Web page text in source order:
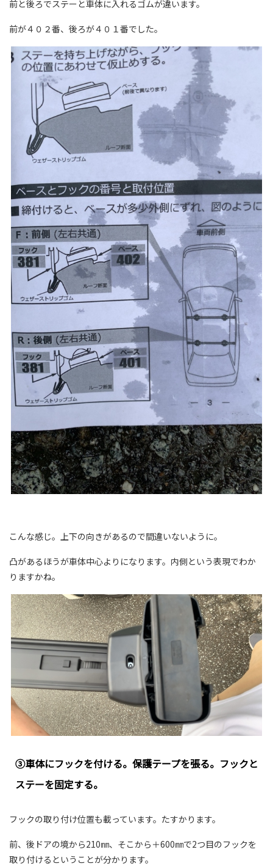
前と後ろでステーと車体に入れるゴムが違います。
前が４０２番、後ろが４０１番でした。
こんな感じ。上下の向きがあるので間違いないように。
凸があるほうが車体中心よりになります。内側という表現でわか
りますかね。
③車体にフックを付ける。保護テープを張る。フックと
ステーを固定する。
フックの取り付け位置も載っています。たすかります。
前、後ドアの境から210㎜、そこから＋600㎜で2つ目のフックを
取り付けるということが分かります。